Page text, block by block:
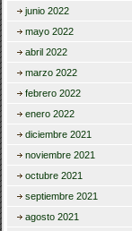
junio 2022
mayo 2022
abril 2022
marzo 2022
febrero 2022
enero 2022
diciembre 2021
noviembre 2021
octubre 2021
septiembre 2021
agosto 2021